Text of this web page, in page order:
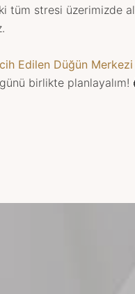
tüm stresi üzerimizde
Edilen Düğün Merkezi
birlikte planlayalım!